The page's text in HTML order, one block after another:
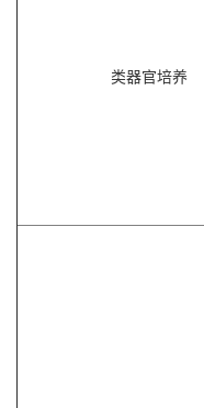
类器官培养